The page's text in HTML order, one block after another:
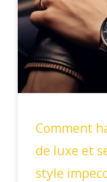
Comment
de luxe et
style